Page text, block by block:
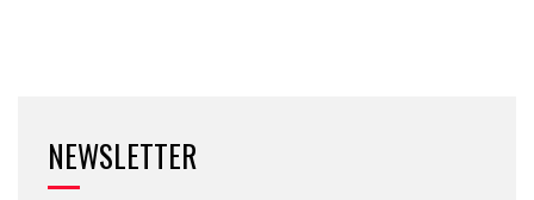
NEWSLETTER